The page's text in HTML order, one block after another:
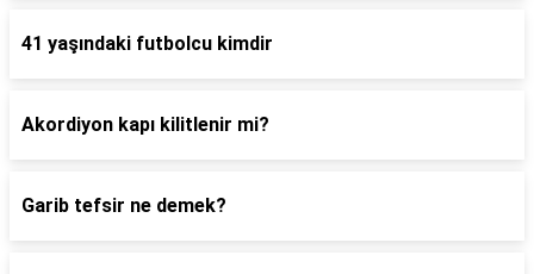
41 yaşındaki futbolcu kimdir
Akordiyon kapı kilitlenir mi?
Garib tefsir ne demek?